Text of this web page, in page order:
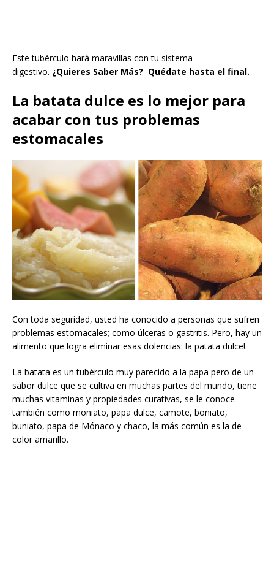
Este tubérculo hará maravillas con tu sistema
digestivo. ¿Quieres Saber Más? Quédate hasta el final.
La batata dulce es lo mejor para
acabar con tus problemas
estomacales
Con toda seguridad, usted ha conocido a personas que sufren
problemas estomacales; como úlceras o gastritis. Pero, hay un
alimento que logra eliminar esas dolencias: la patata dulce!.
La batata es un tubérculo muy parecido a la papa pero de un
sabor dulce que se cultiva en muchas partes del mundo, tiene
muchas vitaminas y propiedades curativas, se le conoce
también como moniato, papa dulce, camote, boniato,
buniato, papa de Mónaco y chaco, la más común es la de
color amarillo.